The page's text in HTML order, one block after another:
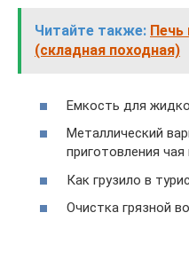
Читайте также:
(складная походная)
Емкость для
Металлический
приготовления чая
Как грузило в
Очистка грязной